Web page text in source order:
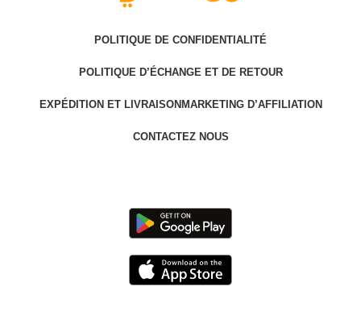
POLITIQUE DE CONFIDENTIALITÉ
POLITIQUE D’ÉCHANGE ET DE RETOUR
EXPÉDITION ET LIVRAISONMARKETING D’AFFILIATION
CONTACTEZ NOUS